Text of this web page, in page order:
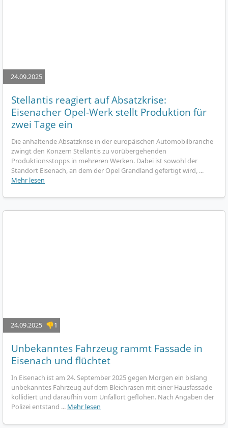
24.09.2025
Stellantis reagiert auf Absatzkrise:
Eisenacher Opel-Werk stellt Produktion für
zwei Tage ein
Die anhaltende Absatzkrise in der europäischen Automobilbranche
zwingt den Konzern Stellantis zu vorübergehenden
Produktionsstopps in mehreren Werken. Dabei ist sowohl der
Standort Eisenach, an dem der Opel Grandland gefertigt wird, ...
Mehr lesen
24.09.2025 👎1
Unbekanntes Fahrzeug rammt Fassade in
Eisenach und flüchtet
In Eisenach ist am 24. September 2025 gegen Morgen ein bislang
unbekanntes Fahrzeug auf dem Bleichrasen mit einer Hausfassade
kollidiert und daraufhin vom Unfallort geflohen. Nach Angaben der
Polizei entstand ... Mehr lesen